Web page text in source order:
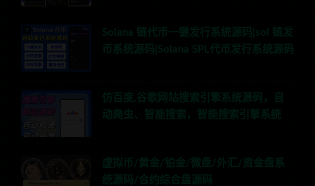
Solana 链代币一键发行系统源码|sol 链发
币系统源码|Solana SPL代币发行系统源码
仿百度,谷歌网站搜索引擎系统源码，自
动爬虫、智能搜索，智能搜索引擎系统
虚拟币/黄金/铂金/微盘/外汇/资金盘系
统源码/合约综合盘源码